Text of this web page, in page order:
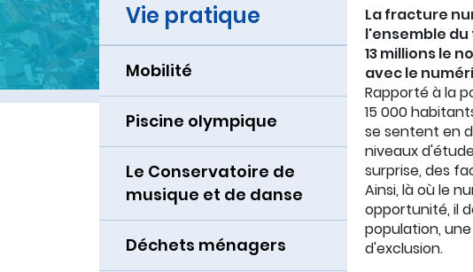
Vie pratique
Mobilité
Piscine olympique
Le Conservatoire de
musique et de danse
Déchets ménagers
La fracture
l'ensemble
13 millions le
avec le
Rapporté à la
15 000
se sentent en
niveaux
surprise, des
Ainsi, là où le
opportunité, il
population,
d'exclusion.